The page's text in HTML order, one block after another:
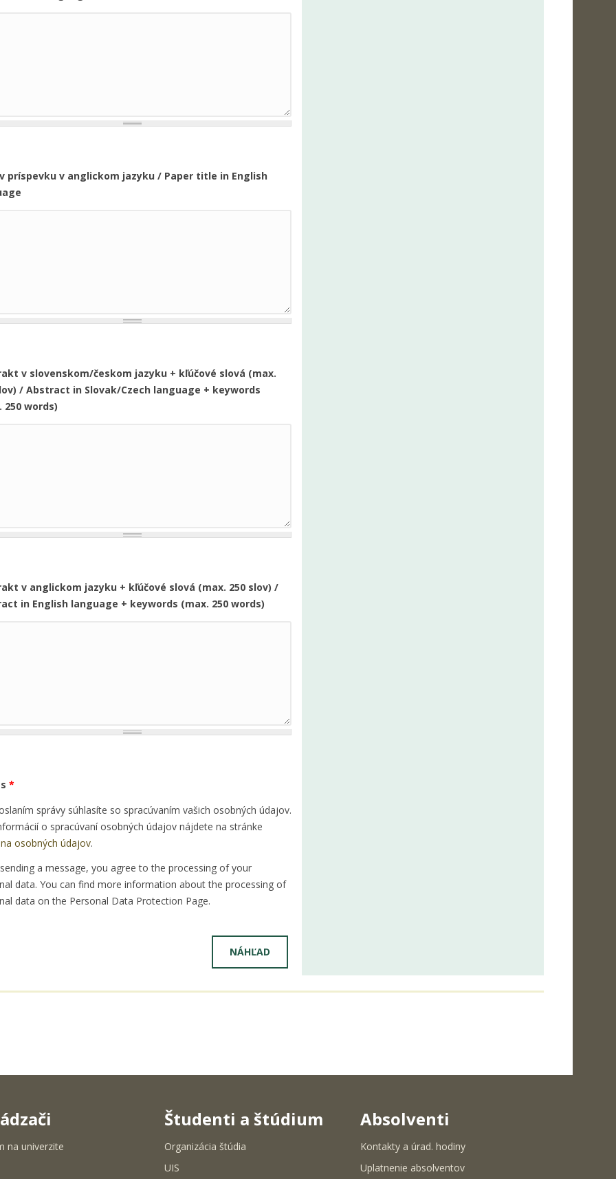
príspevku v anglickom jazyku / Paper title in English
v slovenskom/českom jazyku + kľúčové slová (max.
/ Abstract in Slovak/Czech language + keywords
250 words)
v anglickom jazyku + kľúčové slová (max. 250 slov) /
in English language + keywords (max. 250 words)
*
správy súhlasíte so spracúvaním vašich osobných údajov.
o spracúvaní osobných údajov nájdete na stránke
osobných údajov.
a message, you agree to the processing of your
data. You can find more information about the processing of
data on the Personal Data Protection Page.
na univerzite
Študenti a štúdium
Organizácia štúdia
UIS
Absolventi
Kontakty a úrad. hodiny
Uplatnenie absolventov